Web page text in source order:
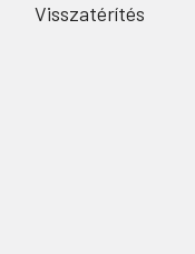
Visszatérítés